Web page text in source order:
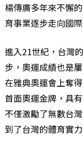
楊傳廣多年來不懈
育事業逐步走向國
進入21世紀，台灣
步，奧運成績也是
在雅典奧運會上奪
首面奧運金牌，具
不僅激勵了無數台
到了台灣的體育實力